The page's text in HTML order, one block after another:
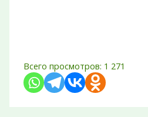
Всего просмотров: 1 271